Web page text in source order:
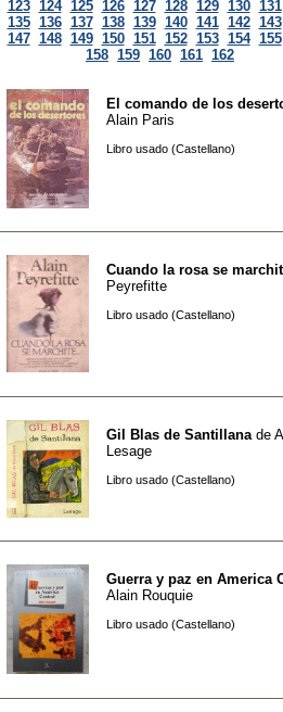
123 124 125 126 127 128 129 130 131
135 136 137 138 139 140 141 142 143
147 148 149 150 151 152 153 154 155
158 159 160 161 162
El comando de los
Alain Paris
Libro usado (Castellano)
Cuando la rosa se
Peyrefitte
Libro usado (Castellano)
Gil Blas de Santillana de
Lesage
Libro usado (Castellano)
Guerra y paz en America
Alain Rouquie
Libro usado (Castellano)